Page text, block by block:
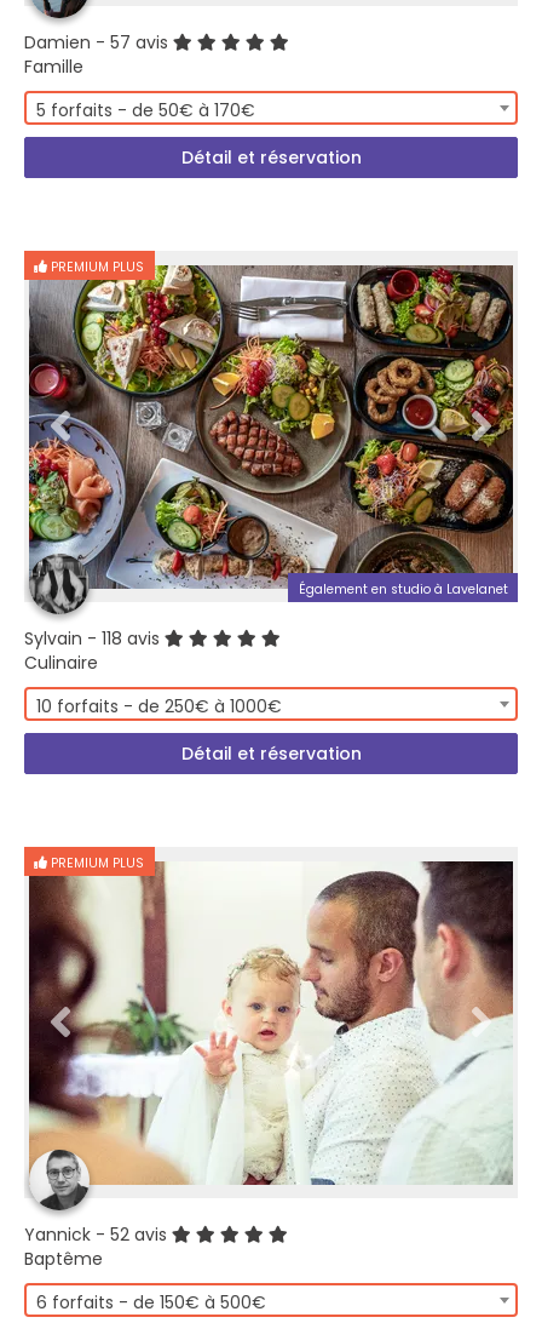
Damien - 57 avis
Famille
5 forfaits - de 50€ à 170€
Détail et réservation
PREMIUM PLUS
Également en studio à Lavelanet
Sylvain - 118 avis
Culinaire
10 forfaits - de 250€ à 1000€
Détail et réservation
PREMIUM PLUS
Yannick - 52 avis
Baptême
6 forfaits - de 150€ à 500€